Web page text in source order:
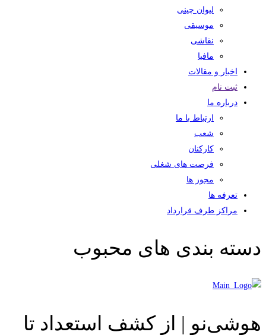
لیوان چینی
موسیقی
نقاشی
مافیا
اخبار و مقالات
ثبت نام
درباره ما
ارتباط با ما
شعب
کارکنان
فرصت های شغلی
مجوز ها
تعرفه ها
مراکز طرف قرارداد
دسته بندی های محبوب
هوشی‌نو | از کشف استعداد تا